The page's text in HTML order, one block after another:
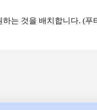
는 것을 배치합니다. (